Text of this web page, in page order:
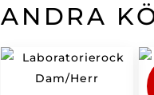
ANDRA